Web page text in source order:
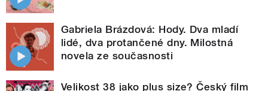
Gabriela Brázdová: Hody. Dva mladí
lidé, dva protančené dny. Milostná
novela ze současnosti
Velikost 38 jako plus size? Český film